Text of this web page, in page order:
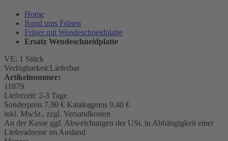
Home
Rund ums Fräsen
Fräser mit Wendeschneidplatte
Ersatz Wendeschneidplatte
VE: 1 Stück
Verfügbarkeit:Lieferbar
Artikelnummer:
11879
Lieferzeit: 2-3 Tage
Sonderpreis 7,90 € Katalogpreis 9,40 €
inkl. MwSt., zzgl. Versandkosten
An der Kasse ggf. Abweichungen der USt. in Abhängigkeit einer
Lieferadresse im Ausland